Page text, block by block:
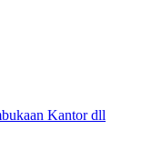
Kantor dll